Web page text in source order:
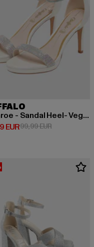
Monroe - Sandal Heel- Vegan Nappa
EURPreis: 85,99 EUR
99,99 EURAktionspreis: